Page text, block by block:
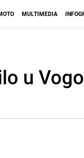
MULTIMEDIA
u